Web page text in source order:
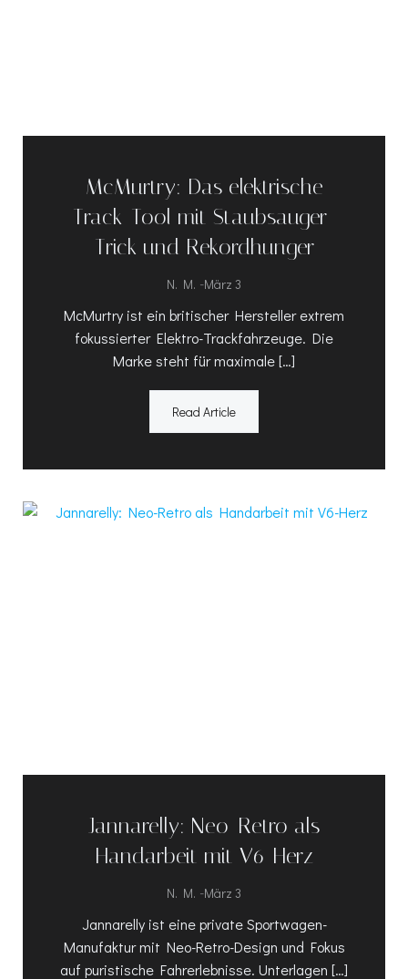
McMurtry: Das elektrische
Track-Tool mit Staubsauger-
Trick und Rekordhunger
N. M. -März 3
McMurtry ist ein britischer Hersteller extrem
fokussierter Elektro-Trackfahrzeuge. Die
Marke steht für maximale […]
Read Article
Jannarelly: Neo-Retro als
Handarbeit mit V6-Herz
N. M. -März 3
Jannarelly ist eine private Sportwagen-
Manufaktur mit Neo-Retro-Design und Fokus
auf puristische Fahrerlebnisse. Unterlagen […]